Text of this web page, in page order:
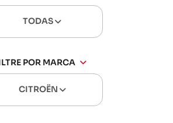
TODAS
POR MARCA
CITROËN